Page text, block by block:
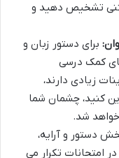
تشخیص دهید و
برای دستور زبان و
کمک درسی
زیادی دارند،
کنید، چشمان شما
خواهد شد.
دستور و آرایه،
امتحانات تکرار می